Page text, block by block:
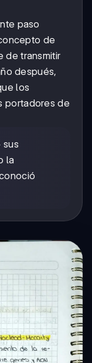
paso
de
de transmitir
después,
los
portadores de
sus
la